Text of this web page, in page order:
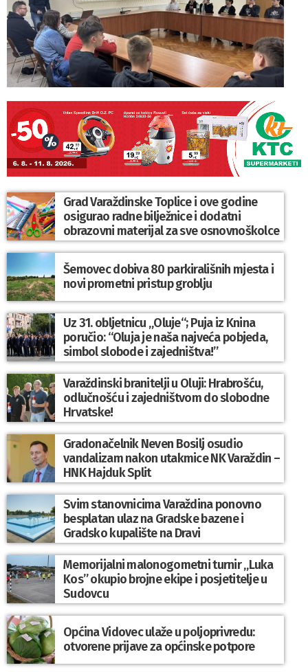
Grad Varaždinske Toplice i ove godine
osigurao radne bilježnice i dodatni
obrazovni materijal za sve osnovnoškolce
Šemovec dobiva 80 parkirališnih mjesta i
novi prometni pristup groblju
Uz 31. obljetnicu „Oluje“; Puja iz Knina
poručio: “Oluja je naša najveća pobjeda,
simbol slobode i zajedništva!”
Varaždinski branitelji u Oluji: Hrabrošću,
odlučnošću i zajedništvom do slobodne
Hrvatske!
Gradonačelnik Neven Bosilj osudio
vandalizam nakon utakmice NK Varaždin –
HNK Hajduk Split
Svim stanovnicima Varaždina ponovno
besplatan ulaz na Gradske bazene i
Gradsko kupalište na Dravi
Memorijalni malonogometni turnir „Luka
Kos” okupio brojne ekipe i posjetitelje u
Sudovcu
Općina Vidovec ulaže u poljoprivredu:
otvorene prijave za općinske potpore